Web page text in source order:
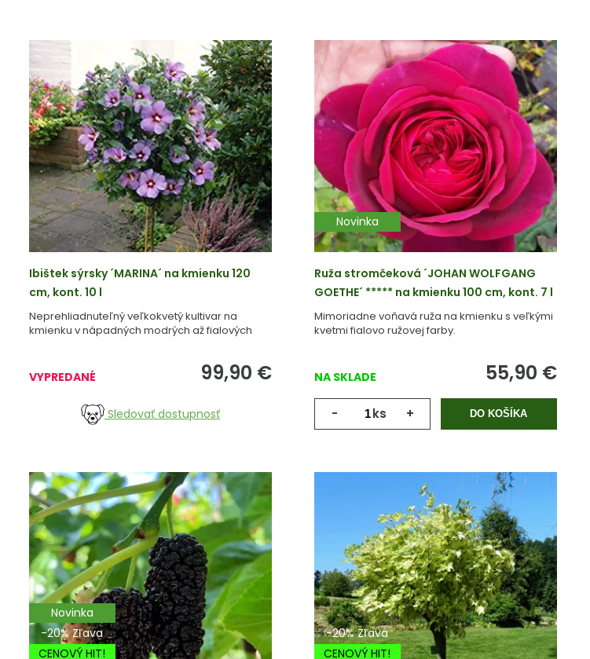
Ibištek sýrsky ´MARINA´ na kmienku 120
cm, kont. 10 l
Neprehliadnuteľný veľkokvetý kultivar na
kmienku v nápadných modrých až fialových
VYPREDANÉ 99,90 €
Sledovať dostupnosť
Novinka
Ruža stromčeková ´JOHAN WOLFGANG
GOETHE´ ***** na kmienku 100 cm, kont. 7 l
Mimoriadne voňavá ruža na kmienku s veľkými
kvetmi fialovo ružovej farby.
NA SKLADE 55,90 €
- ks + DO KOŠÍKA
Novinka
-20% Zľava
CENOVÝ HIT!
-20% Zľava
CENOVÝ HIT!